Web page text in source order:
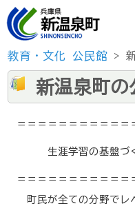
教育・文化 公民館 >
新温泉町の
＝＝＝＝＝＝＝＝＝＝＝
生涯学習の基盤づく
＝＝＝＝＝＝＝＝＝＝＝
町民が全ての分野でレ